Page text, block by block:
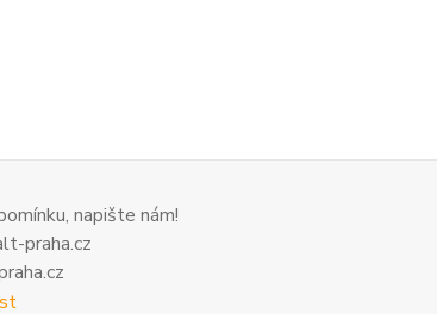
napište nám!
praha.cz